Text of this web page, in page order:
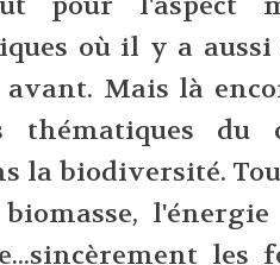
où il y a aussi
Mais là
thématiques du
la biodiversité.
les